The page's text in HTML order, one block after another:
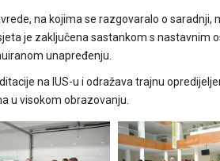
na kojima se razgovaralo o
je zaključena sastankom s nastavnim
unapređenju.
na IUS-u i odražava trajnu
u visokom obrazovanju.